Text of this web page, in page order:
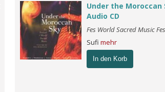
Under the Moroccan
Audio CD
Fes World Sacred Music
Sufi mehr
In den Korb